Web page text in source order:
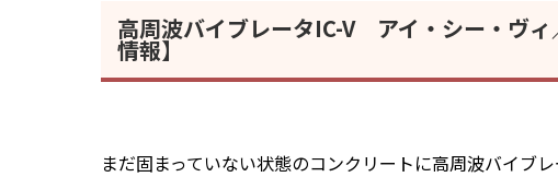
高周波バイブレータIC-V アイ・シー・ヴ
情報】
まだ固まっていない状態のコンクリートに高周波バイブ